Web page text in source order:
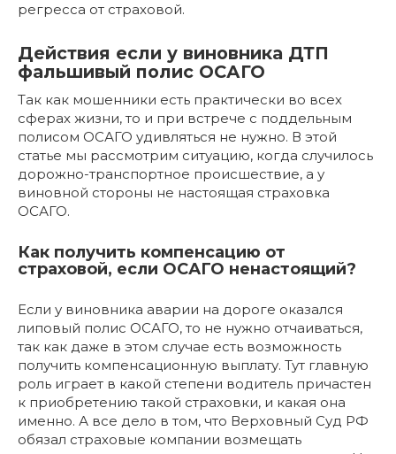
регресса от страховой.
Действия если у виновника ДТП
фальшивый полис ОСАГО
Так как мошенники есть практически во всех
сферах жизни, то и при встрече с поддельным
полисом ОСАГО удивляться не нужно. В этой
статье мы рассмотрим ситуацию, когда случилось
дорожно-транспортное происшествие, а у
виновной стороны не настоящая страховка
ОСАГО.
Как получить компенсацию от
страховой, если ОСАГО ненастоящий?
Если у виновника аварии на дороге оказался
липовый полис ОСАГО, то не нужно отчаиваться,
так как даже в этом случае есть возможность
получить компенсационную выплату. Тут главную
роль играет в какой степени водитель причастен
к приобретению такой страховки, и какая она
именно. А все дело в том, что Верховный Суд РФ
обязал страховые компании возмещать